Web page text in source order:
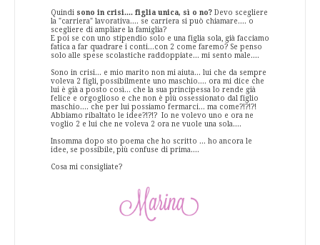
Quindi sono in crisi.... figlia unica, sì o no? Devo scegliere
la "carriera" lavorativa.... se carriera si può chiamare.... o
scegliere di ampliare la famiglia?
E poi se con uno stipendio solo e una figlia sola, già facciamo
fatica a far quadrare i conti...con 2 come faremo? Se penso
solo alle spese scolastiche raddoppiate... mi sento male....
Sono in crisi... e mio marito non mi aiuta... lui che da sempre
voleva 2 figli, possibilmente uno maschio.... ora mi dice che
lui è già a posto così... che la sua principessa lo rende già
felice e orgoglioso e che non è più ossessionato dal figlio
maschio.... che per lui possiamo fermarci... ma come?!?!?!
Abbiamo ribaltato le idee?!?!? Io ne volevo uno e ora ne
voglio 2 e lui che ne voleva 2 ora ne vuole una sola....
Insomma dopo sto poema che ho scritto ... ho ancora le
idee, se possibile, più confuse di prima....
Cosa mi consigliate?